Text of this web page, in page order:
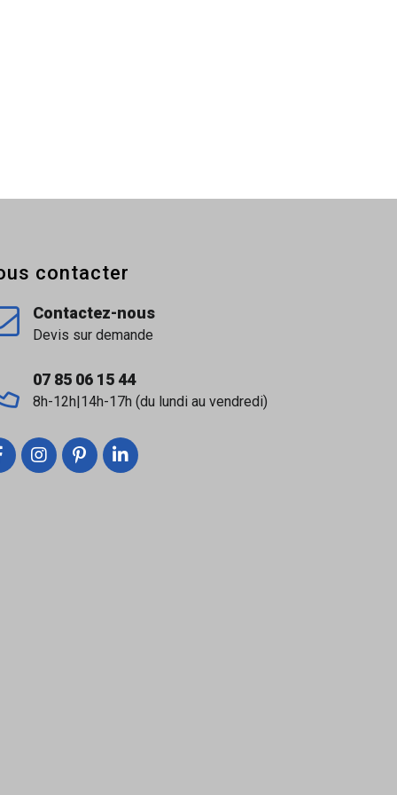
une résistance aux manipulations lors de la
et une continuité performante du système
utilisés.
de colle avant application.
contacter
Contactez-nous
Devis sur demande
07 85 06 15 44
8h-12h|14h-17h (du lundi au vendredi)